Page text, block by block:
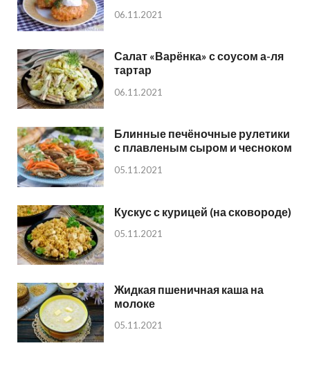
06.11.2021
Салат «Варёнка» с соусом а-ля
тартар
06.11.2021
Блинные печёночные рулетики
с плавленым сыром и чесноком
05.11.2021
Кускус с курицей (на сковороде)
05.11.2021
Жидкая пшеничная каша на
молоке
05.11.2021